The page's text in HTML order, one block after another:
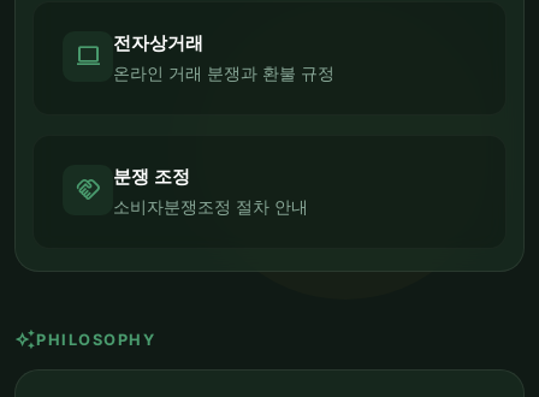
computer 전자상거래
온라인 거래 분쟁과 환불 규정
handshake 분쟁 조정
소비자분쟁조정 절차 안내
auto_awesomePHILOSOPHY